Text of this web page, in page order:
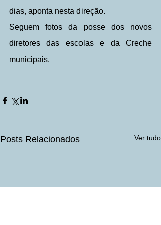
dias, aponta nesta direção.
Seguem fotos da posse dos novos
diretores das escolas e da Creche
municipais.
Posts Relacionados Ver tudo